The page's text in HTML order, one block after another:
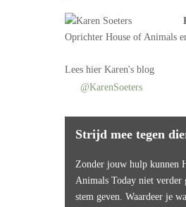
OprichterHouse of Animals
Leeshier Karen's blog
@KarenSoeters
Strijd mee tegen
Zonder jouw hulp kunnen
Animals Today niet verder
stem geven. Waardeer je